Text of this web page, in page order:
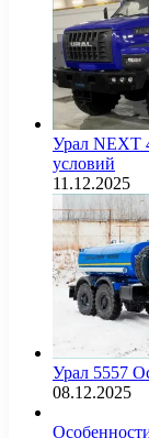
Урал NEXT
условий
11.12.2025
Урал 5557
08.12.2025